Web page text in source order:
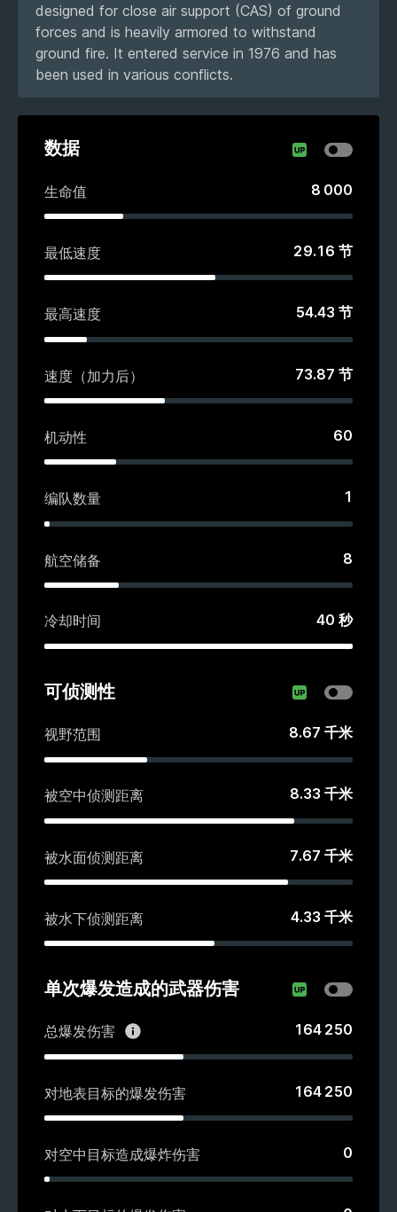
designed for close air support (CAS) of ground
forces and is heavily armored to withstand
ground fire. It entered service in 1976 and has
been used in various conflicts.
数据
生命值 8 000
最低速度 29.16 节
最高速度 54.43 节
速度（加力后） 73.87 节
机动性 60
编队数量 1
航空储备 8
冷却时间 40 秒
可侦测性
视野范围 8.67 千米
被空中侦测距离 8.33 千米
被水面侦测距离 7.67 千米
被水下侦测距离 4.33 千米
单次爆发造成的武器伤害
总爆发伤害 164 250
对地表目标的爆发伤害 164 250
对空中目标造成爆炸伤害 0